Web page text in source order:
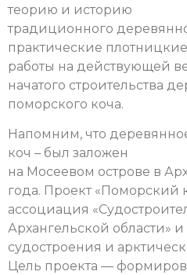
теорию и историю
традиционного
практические
работы на действующей
начатого строительства
поморского коча.
Напомним, что
коч – был заложен
на Мосеевом острове в
года. Проект «Поморский
ассоциация
Архангельской области»
судостроения и
Цель проекта —